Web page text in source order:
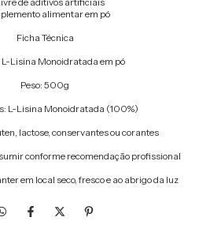
alimentar em pó
Ficha Técnica
L-Lisina Monoidratada em pó
Peso: 500g
L-Lisina Monoidratada (100%)
lactose, conservantes ou corantes
conforme recomendação profissional
em local seco, fresco e ao abrigo da luz